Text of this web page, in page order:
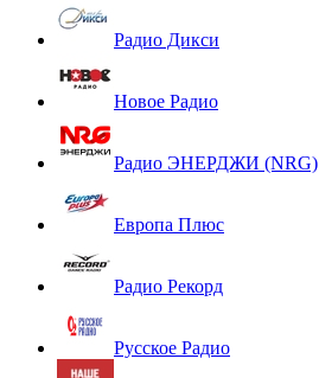
Радио Дикси
Новое Радио
Радио ЭНЕРДЖИ (NRG)
Европа Плюс
Радио Рекорд
Русское Радио